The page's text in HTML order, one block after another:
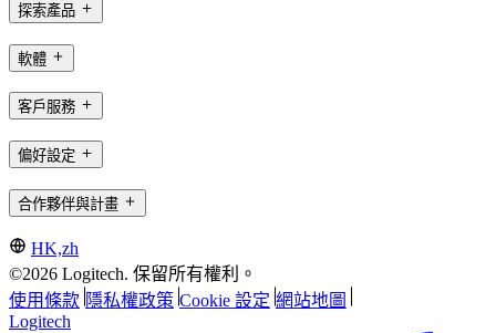
探索產品
軟體
客戶服務
偏好設定
合作夥伴與計畫
HK,zh
©2026 Logitech. 保留所有權利。
使用條款 隱私權政策 Cookie 設定 網站地圖
Logitech